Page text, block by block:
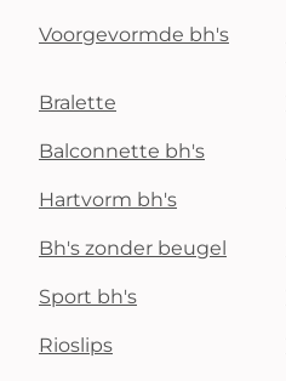
Voorgevormde bh's
Bralette
Balconnette bh's
Hartvorm bh's
Bh's zonder beugel
Sport bh's
Rioslips